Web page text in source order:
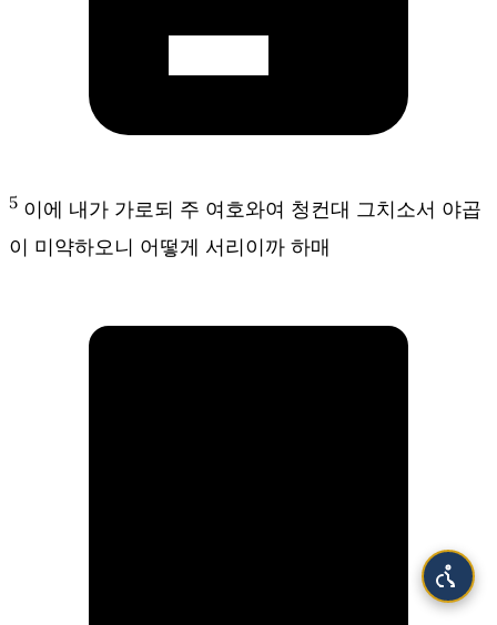
5 이에 내가 가로되 주 여호와여 청컨대 그치소서 야곱
이 미약하오니 어떻게 서리이까 하매